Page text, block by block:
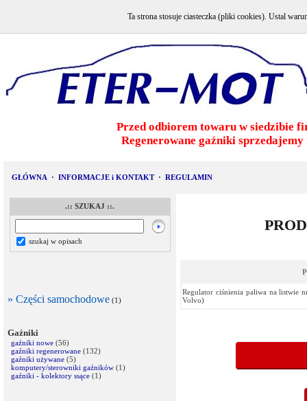
Przed odbiorem towaru w siedzibie
Regenerowane gaźniki
GŁÓWNA · INFORMACJE i KONTAKT · REGULAMIN
.:: SZUKAJ ::.
szukaj w opisach
» Części samochodowe (1)
Gaźniki
gaźniki nowe (56)
gaźniki regenerowane (132)
gaźniki używane (5)
komputery/sterowniki gaźników (1)
gaźniki - kolektory ssące (1)
Regulator ciśnienia paliwa na listwie
Volvo)
Ta strona stosuje ciasteczka (pliki cookies). Ustal